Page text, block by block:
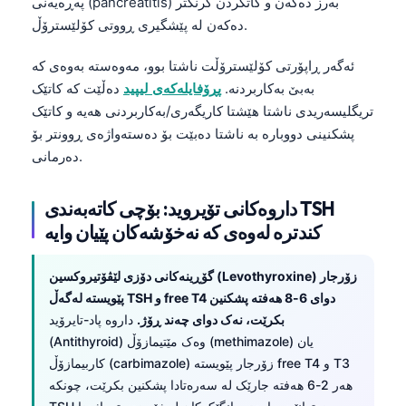
دەکەن لە پێشگیری ڕووتی کۆلێسترۆڵ.
ئەگەر ڕاپۆرتی کۆلێسترۆڵت ناشتا بوو، مەوەستە بەوەی کە
بەبێ بەکاربردنە. پڕۆفایلەکەی لیپید دەڵێت کە کاتێک
تریگلیسەریدی ناشتا هێشتا کاریگەری/بەکاربردنی هەیە و کاتێک
پشکنینی دووبارە بە ناشتا دەبێت بۆ دەستەواژەی ڕوونتر بۆ
دەرمانی.
داروەکانی تۆیروید: بۆچی کاتەبەندی TSH
کندترە لەوەی کە نەخۆشەکان پێیان وایە
گۆڕینەکانی دۆزی لێڤۆتیروکسین (Levothyroxine) زۆرجار
پێویستە لەگەڵ TSH و free T4 دوای 6-8 هەفتە پشکنین
بکرێت، نەک دوای چەند ڕۆژ. داروە پاد-تایرۆید
(Antithyroid) وەک مێتیمازۆڵ (methimazole) یان
کاربیمازۆڵ (carbimazole) زۆرجار پێویستە free T4 و T3
هەر 2-6 هەفتە جارێک لە سەرەتادا پشکنین بکرێت، چونکە